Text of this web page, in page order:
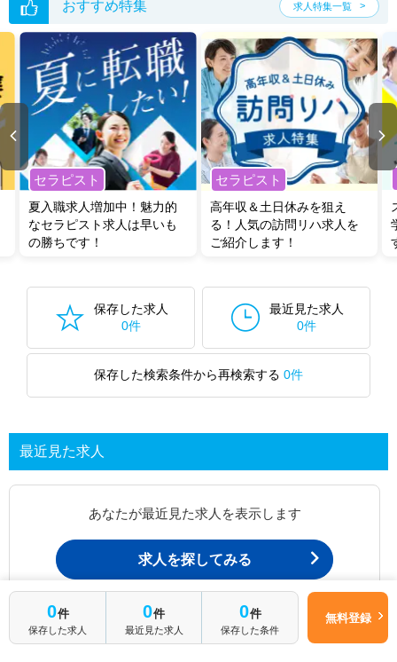
おすすめ特集 求人特集一覧
セラピスト
夏入職求人増加中！魅力的
なセラピスト求人は早いも
の勝ちです！
セラピスト
高年収＆土日休みを狙え
る！人気の訪問リハ求人を
ご紹介します！
保存した求人
0件
最近見た求人
0件
保存した検索条件から再検索する 0件
最近見た求人
あなたが最近見た求人を表示します
求人を探してみる
最近見た求人一覧ページから、
お問い合わせが可能です。
0件
保存した求人
0件
最近見た求人
0件
保存した条件
無料登録
無料転職サポートに申し込む
はじめて転職